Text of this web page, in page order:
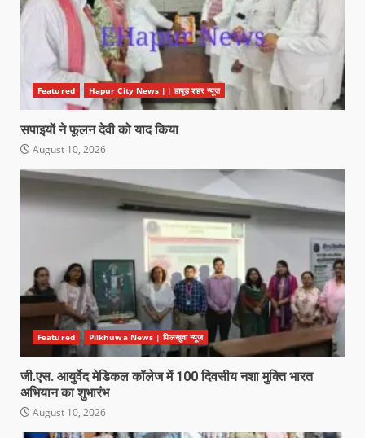
Featured Hapur City News || हापुड़ शहर न्यूज़
सपाइयों ने फूलन देवी को याद किया
August 10, 2026
Featured Pilkhuwa News | पिलखुवा न्यूज़
जी.एस. आयुर्वेद मेडिकल कॉलेज में 100 दिवसीय नशा मुक्ति भारत
अभियान का शुभारंभ
August 10, 2026